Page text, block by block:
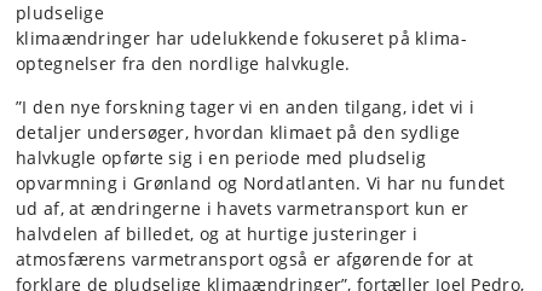
pludselige
klimaændringer har udelukkende fokuseret på klima-
optegnelser fra den nordlige halvkugle.
”I den nye forskning tager vi en anden tilgang, idet vi i
detaljer undersøger, hvordan klimaet på den sydlige
halvkugle opførte sig i en periode med pludselig
opvarmning i Grønland og Nordatlanten. Vi har nu fundet
ud af, at ændringerne i havets varmetransport kun er
halvdelen af billedet, og at hurtige justeringer i
atmosfærens varmetransport også er afgørende for at
forklare de pludselige klimaændringer”, fortæller Joel Pedro,